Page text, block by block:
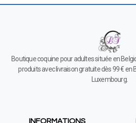
Boutique coquine pour adultes située en
produits avec livraison gratuite dès 99 € en
Luxembourg.
INFORMATIONS